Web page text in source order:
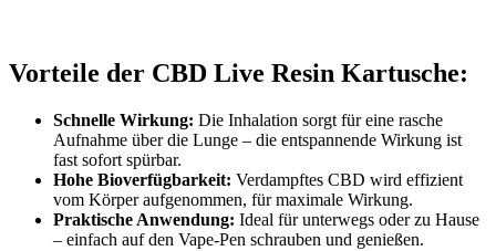
Vorteile der CBD Live Resin Kartusche:
Schnelle Wirkung: Die Inhalation sorgt für eine rasche
Aufnahme über die Lunge – die entspannende Wirkung ist
fast sofort spürbar.
Hohe Bioverfügbarkeit: Verdampftes CBD wird effizient
vom Körper aufgenommen, für maximale Wirkung.
Praktische Anwendung: Ideal für unterwegs oder zu Hause
– einfach auf den Vape-Pen schrauben und genießen.